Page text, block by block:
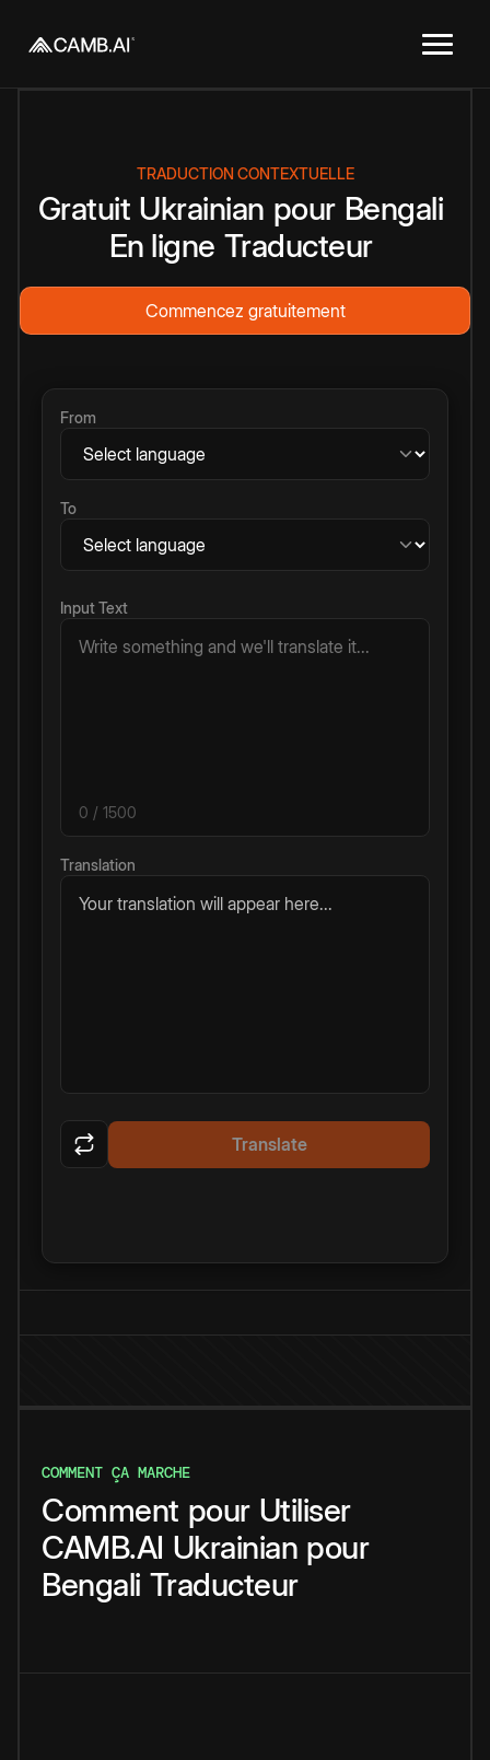
TRADUCTION CONTEXTUELLE
Gratuit Ukrainian pour Bengali
En ligne Traducteur
Commencez gratuitement
From
To
Input Text
0 / 1500
Translation
Your translation will appear here...
Translate
COMMENT ÇA MARCHE
Comment pour Utiliser
CAMB.AI Ukrainian pour
Bengali Traducteur